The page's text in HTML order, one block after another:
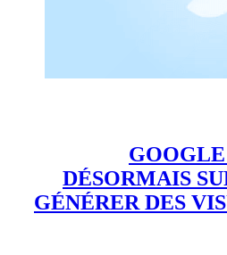
GOOGLE
DÉSORMAIS
GÉNÉRER DES